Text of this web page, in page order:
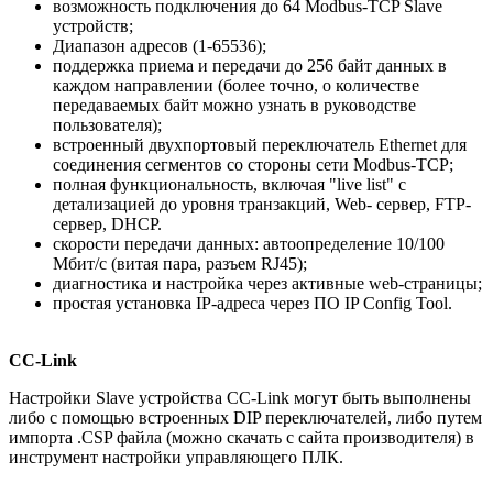
возможность подключения до 64 Modbus-TCP Slave
устройств;
Диапазон адресов (1-65536);
поддержка приема и передачи до 256 байт данных в
каждом направлении (более точно, о количестве
передаваемых байт можно узнать в руководстве
пользователя);
встроенный двухпортовый переключатель Ethernet для
соединения сегментов со стороны сети Modbus-TCP;
полная функциональность, включая "live list" с
детализацией до уровня транзакций, Web- сервер, FTP-
сервер, DHCP.
скорости передачи данных: автоопределение 10/100
Мбит/с (витая пара, разъем RJ45);
диагностика и настройка через активные web-страницы;
простая установка IP-адреса через ПО IP Config Tool.
CC-Link
Настройки Slave устройства CC-Link могут быть выполнены
либо с помощью встроенных DIP переключателей, либо путем
импорта .CSP файла (можно скачать с сайта производителя) в
инструмент настройки управляющего ПЛК.